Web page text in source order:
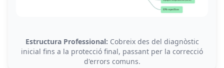
Estructura Professional: Cobreix des del diagnòstic
inicial fins a la protecció final, passant per la correcció
d'errors comuns.